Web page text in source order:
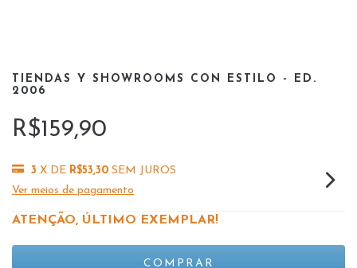
TIENDAS Y SHOWROOMS CON ESTILO - ED.
2006
R$159,90
3 X DE R$53,30 SEM JUROS
Ver meios de pagamento
ATENÇÃO, ÚLTIMO EXEMPLAR!